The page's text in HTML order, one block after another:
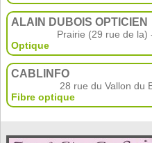
ALAIN DUBOIS OPTICIEN
Prairie (29 rue de la)
Optique
CABLINFO
28 rue du Vallon du
Fibre optique